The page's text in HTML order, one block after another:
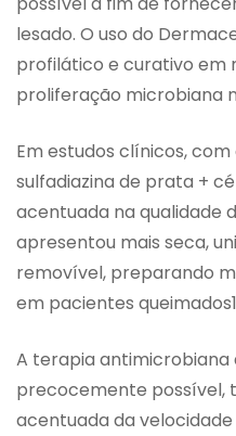
lesado. O uso do
profilático e curativo em
proliferação microbiana
Em estudos clínicos,
sulfadiazina de prata +
acentuada na qualidade
apresentou mais seca,
removível, preparando
em pacientes
A terapia antimicrobiana
precocemente possível,
acentuada da velocidade